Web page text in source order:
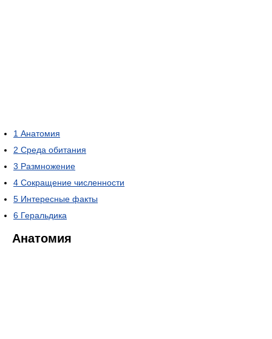
1 Анатомия
2 Среда обитания
3 Размножение
4 Сокращение численности
5 Интересные факты
6 Геральдика
Анатомия